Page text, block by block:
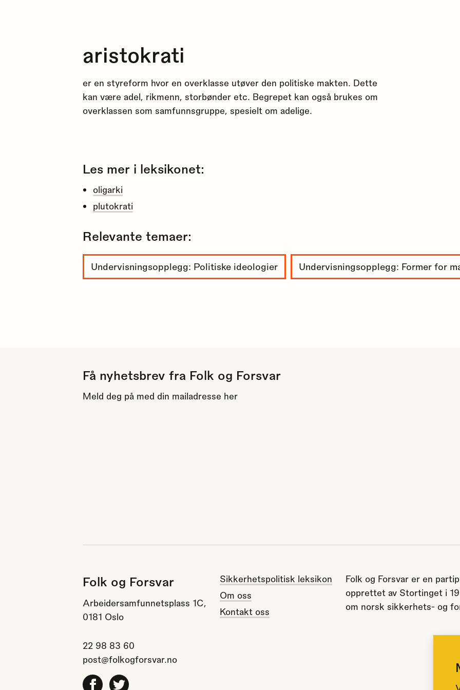
aristokrati
er en styreform hvor en overklasse utøver den politiske makten. Dette
kan være adel, rikmenn, storbønder etc. Begrepet kan også brukes om
overklassen som samfunnsgruppe, spesielt om adelige.
Les mer i leksikonet:
oligarki
plutokrati
Relevante temaer:
Undervisningsopplegg: Politiske ideologier Undervisningsopplegg: Former for
Få nyhetsbrev fra Folk og Forsvar
Meld deg på med din mailadresse her
Folk og Forsvar
Arbeidersamfunnetsplass 1C,
0181 Oslo
22 98 83 60
post@folkogforsvar.no
FacebookTwitter
Sikkerhetspolitisk leksikon
Om oss
Kontakt oss
Folk og Forsvar er en
opprettet av Stortinget i
om norsk sikkerhets- og